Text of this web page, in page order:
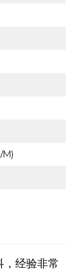
经验非常